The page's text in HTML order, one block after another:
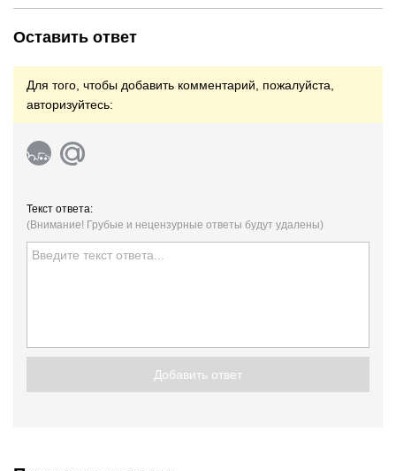
Оставить ответ
Для того, чтобы добавить комментарий, пожалуйста,
авторизуйтесь:
Текст ответа:
(Внимание! Грубые и нецензурные ответы будут удалены)
Добавить ответ